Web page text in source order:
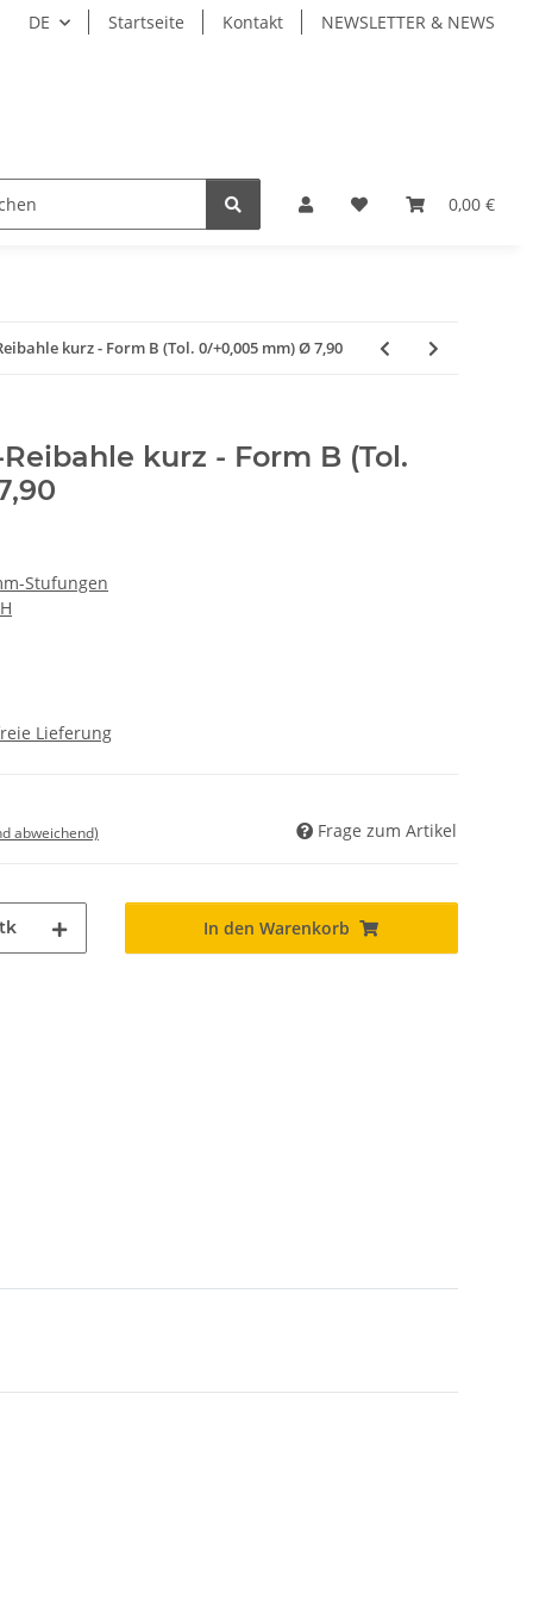
DE Startseite Kontakt NEWSLETTER & NEWS
0,00 €
WERKZEUGAUFNAHMEN
kurz - Form B (Tol. 0/+0,005 mm) Ø 7,90
kurz - Form B (Tol.
Stufungen
Lieferung
abweichend) Frage zum Artikel
In den Warenkorb